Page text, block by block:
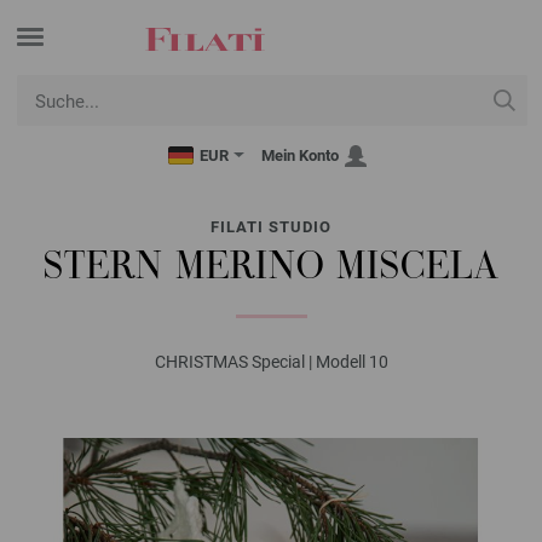
EUR Mein Konto
FILATI STUDIO
STERN MERINO MISCELA
CHRISTMAS Special | Modell 10